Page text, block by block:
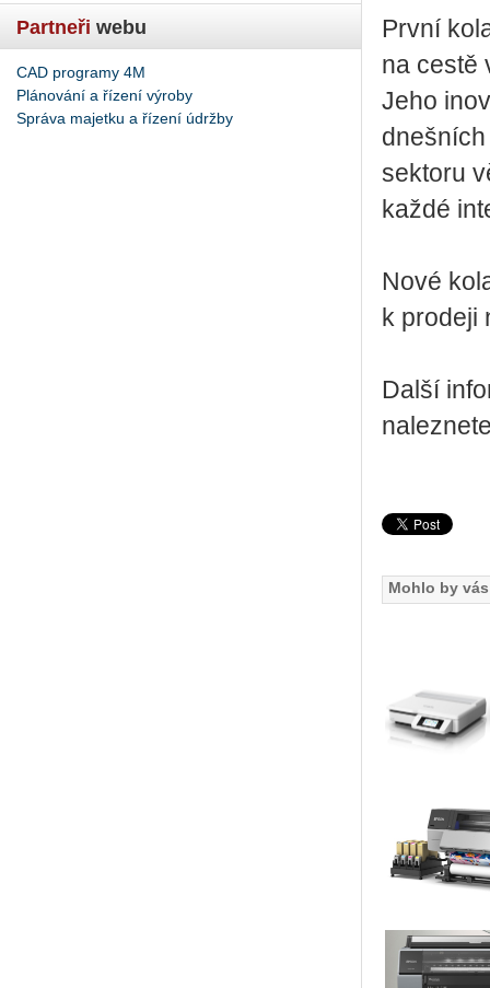
Partneři webu
CAD programy 4M
Plánování a řízení výroby
Správa majetku a řízení údržby
První
na cestě
Jeho
sektoru
každé
Nové
k prodeji
Další
Mohlo by